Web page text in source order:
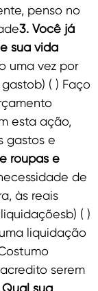
penso no
3. Você já
sua vida
uma vez por
( ) Faço
esta ação,
gastos e
roupas e
de
às reais
( )
liquidação
serem
Qual sua